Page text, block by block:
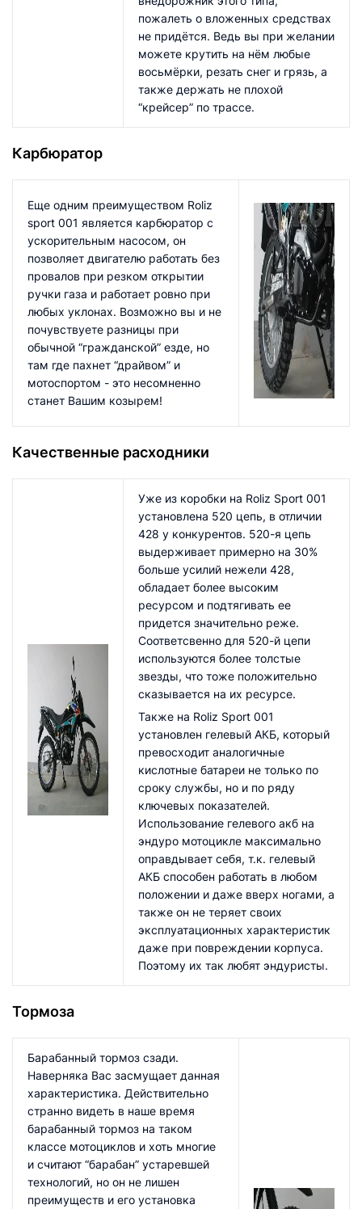
пожалеть о вложенных средствах
не придётся. Ведь вы при желании
можете крутить на нём любые
восьмёрки, резать снег и грязь, а
также держать не плохой
“крейсер” по трассе.
Карбюратор
Еще одним преимуществом Roliz
sport 001 является карбюратор с
ускорительным насосом, он
позволяет двигателю работать без
провалов при резком открытии
ручки газа и работает ровно при
любых уклонах. Возможно вы и не
почувствуете разницы при
обычной “гражданской” езде, но
там где пахнет “драйвом” и
мотоспортом - это несомненно
станет Вашим козырем!
Качественные расходники
Уже из коробки на Roliz Sport 001
установлена 520 цепь, в отличии
428 у конкурентов. 520-я цепь
выдерживает примерно на 30%
больше усилий нежели 428,
обладает более высоким
ресурсом и подтягивать ее
придется значительно реже.
Соответсвенно для 520-й цепи
используются более толстые
звезды, что тоже положительно
сказывается на их ресурсе.
Также на Roliz Sport 001
установлен гелевый АКБ, который
превосходит аналогичные
кислотные батареи не только по
сроку службы, но и по ряду
ключевых показателей.
Использование гелевого акб на
эндуро мотоцикле максимально
оправдывает себя, т.к. гелевый
АКБ способен работать в любом
положении и даже вверх ногами, а
также он не теряет своих
эксплуатационных характеристик
даже при повреждении корпуса.
Поэтому их так любят эндуристы.
Тормоза
Барабанный тормоз сзади.
Наверняка Вас засмущает данная
характеристика. Действительно
странно видеть в наше время
барабанный тормоз на таком
классе мотоциклов и хоть многие
и считают “барабан” устаревшей
технологий, но он не лишен
преимуществ и его установка